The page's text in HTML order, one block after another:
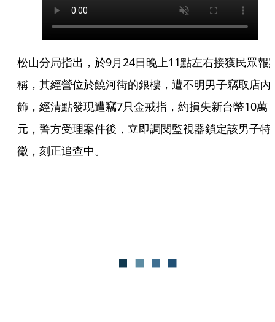
松山分局指出，於9月24日晚上11點左右接獲民眾報
稱，其經營位於饒河街的銀樓，遭不明男子竊取店內
飾，經清點發現遭竊7只金戒指，約損失新台幣10萬
元，警方受理案件後，立即調閱監視器鎖定該男子特
徵，刻正追查中。